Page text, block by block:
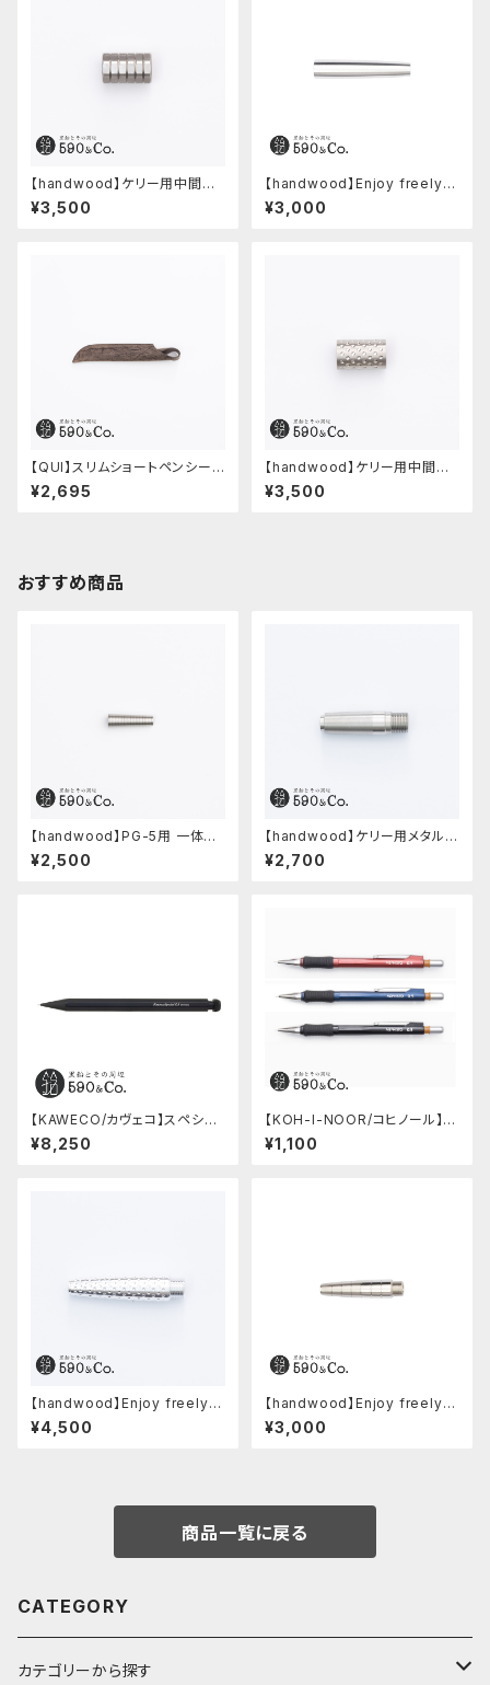
【handwood】ケリー用中間パ
ーツ/カスタムグリップ (八角形/
ステンレス)
¥3,500
【handwood】Enjoy freely
後軸 (超超ジュラルミン)
¥3,000
【QUI】スリムショートペンシー
ス・クードゥー (ストーン)
¥2,695
【handwood】ケリー用中間パ
ーツ/カスタムグリップ (ディンプ
ル/ステンレス)
¥3,500
おすすめ商品
【handwood】PG-5用 一体型
ノック部カバー (グルーブ/ステン
レス)
¥2,500
【handwood】ケリー用メタルグ
リップ/前軸・滑り止め (ステンレ
ス)
¥2,700
【KAWECO/カヴェコ】スペシャ
ルペンシル(0.5mm)
¥8,250
【KOH-I-NOOR/コヒノール】M
ephisto profi 5035シャープ
ペンシル(0.5mm)
¥1,100
【handwood】Enjoy freely
前軸・ディンプル(ジュラルミン)
¥4,500
【handwood】Enjoy freely
前軸 (ステンレス)
¥3,000
商品一覧に戻る
CATEGORY
カテゴリーから探す